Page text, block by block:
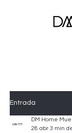
Entrada
DM Home
28 abr 3 min